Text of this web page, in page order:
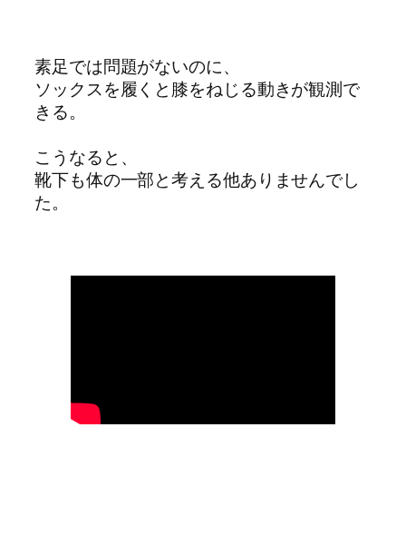
素足では問題がないのに、
ソックスを履くと膝をねじる動きが観測で
きる。
こうなると、
靴下も体の一部と考える他ありませんでし
た。